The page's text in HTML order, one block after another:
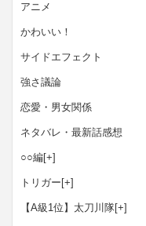
アニメ
かわいい！
サイドエフェクト
強さ議論
恋愛・男女関係
ネタバレ・最新話感想
○○編[+]
トリガー [+]
【A級1位】太刀川隊[+]